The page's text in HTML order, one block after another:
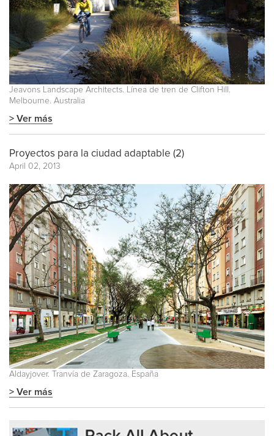
Jeavons Landscape Architects. Línea de tren de Clifton Hill.
Melbourne. Australia
> Ver más
Proyectos para la ciudad adaptable (2)
April 02, 2013
Aldayjover. Tranvía de Zaragoza. España
> Ver más